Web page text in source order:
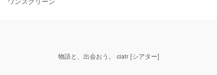
物語と、出会おう。 ciatr [シアター]